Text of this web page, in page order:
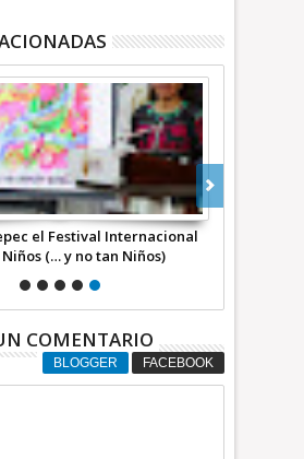
el Festival Internacional
(… y no tan Niños)
COMENTARIO
BLOGGER FACEBOOK